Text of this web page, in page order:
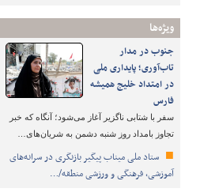
ویژه‌ها
جنوب در مدار
تاب‌آوری؛ پایداری ملی
در امتداد خلیج همیشه
فارس
سفر با شتابی ناگزیر آغاز می‌شود؛ آنگاه که خبر
تجاوز بامداد روز شنبه دشمن به شریان‌های…
ستاد ملی میناب پیگیر بازنگری در سرانه‌های
آموزشی، فرهنگی و ورزشی منطقه/…